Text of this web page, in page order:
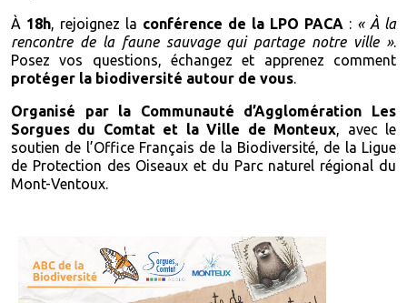
À 18h, rejoignez la conférence de la LPO PACA : « À la
rencontre de la faune sauvage qui partage notre ville ».
Posez vos questions, échangez et apprenez comment
protéger la biodiversité autour de vous.
Organisé par la Communauté d’Agglomération Les
Sorgues du Comtat et laVille de Monteux, avec le
soutien de l’Office Français de la Biodiversité, de la Ligue
de Protection des Oiseaux et du Parc naturel régional du
Mont-Ventoux.